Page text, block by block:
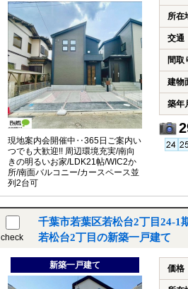
現地案内会開催中‥365日ご案内い
つでも大歓迎!! 周辺環境充実/南向
きの明るいお家/LDK21帖/WIC2か
所/南面バルコニー/カースペース並
列2台可
所在
交通
間取
建物
築年
check
千葉市若葉区若松台2丁目24-
若松台2丁目の新築一戸建て
新築一戸建て 価格